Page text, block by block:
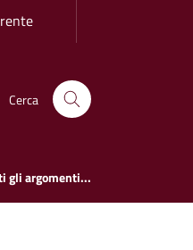
Cerca
gli argomenti...